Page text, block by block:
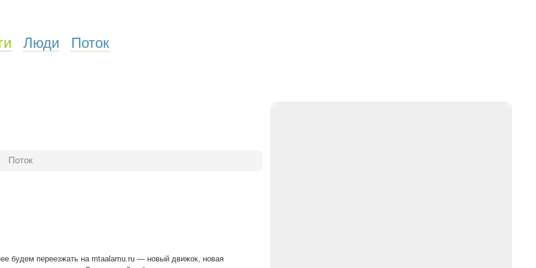
Люди Поток
Поток
будем переезжать на mtaalamu.ru — новый движок, новая